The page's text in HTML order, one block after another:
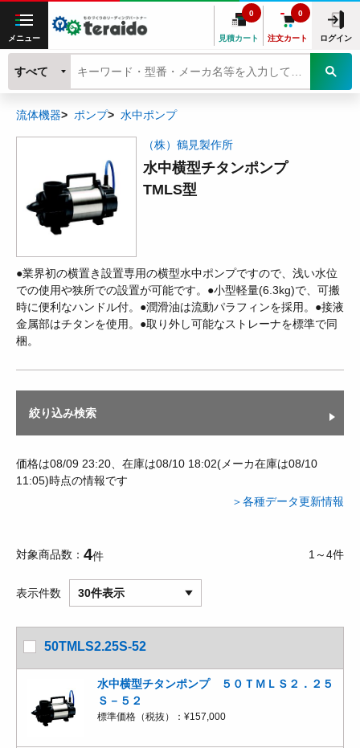
メニュー 見積カート
0
注文カート
0
ログイン
すべて
流体機器 ポンプ 水中ポンプ
（株）鶴見製作所
水中横型チタンポンプ
TMLS型
●業界初の横置き設置専用の横型水中ポンプですので、浅い水位
での使用や狭所での設置が可能です。●小型軽量(6.3kg)で、可搬
時に便利なハンドル付。●潤滑油は流動パラフィンを採用。●接液
金属部はチタンを使用。●取り外し可能なストレーナを標準で同
梱。
絞り込み検索
価格は08/09 23:20、在庫は08/10 18:02(メーカ在庫は08/10
11:05)時点の情報です
＞各種データ更新情報
対象商品数 4件 1～4件
表示件数 30件表示
50TMLS2.25S-52
水中横型チタンポンプ ５０ＴＭＬＳ２．２５
Ｓ－５２
標準価格（税抜）： ¥157,000